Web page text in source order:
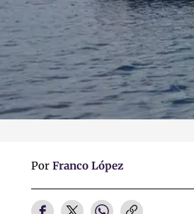
Por Franco López